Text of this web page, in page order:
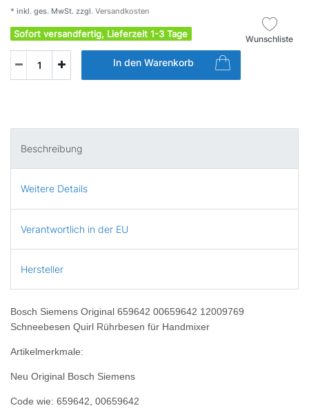
* inkl. ges. MwSt. zzgl. Versandkosten
Sofort versandfertig, Lieferzeit 1-3 Tage
In den Warenkorb
Wunschliste
Beschreibung
Weitere Details
Verantwortlich in der EU
Hersteller
Bosch Siemens Original 659642 00659642 12009769
Schneebesen Quirl Rührbesen für Handmixer
Artikelmerkmale:
Neu Original Bosch Siemens
Code wie: 659642, 00659642